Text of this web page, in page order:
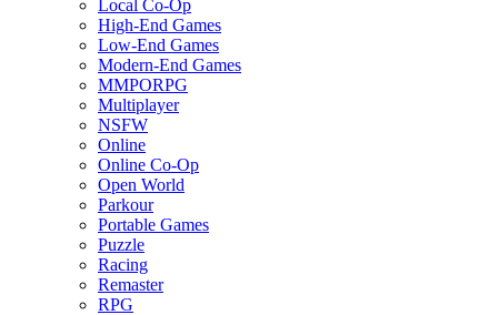
Local Co-Op
High-End Games
Low-End Games
Modern-End Games
MMPORPG
Multiplayer
NSFW
Online
Online Co-Op
Open World
Parkour
Portable Games
Puzzle
Racing
Remaster
RPG